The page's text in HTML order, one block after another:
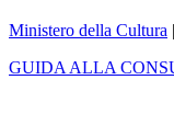
Ministero della Cultura |
GUIDA ALLA